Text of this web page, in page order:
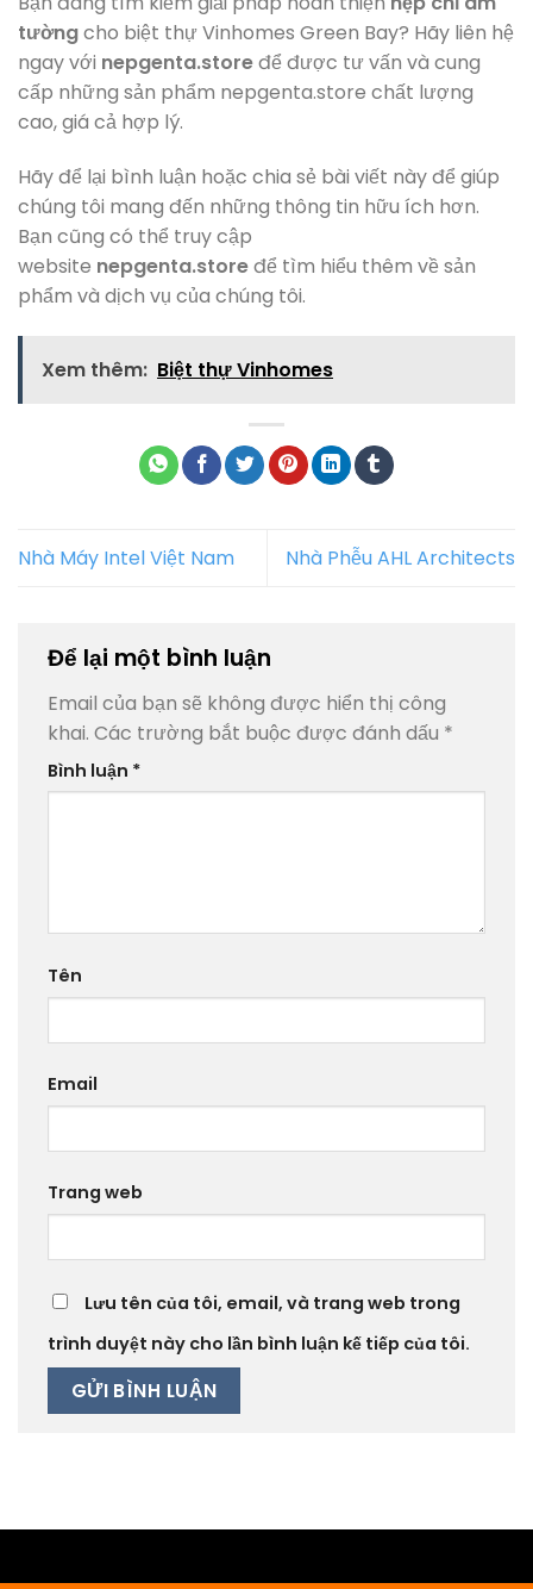
tườngcho biệt thự Vinhomes Green Bay? Hãy liên hệ
ngay với nepgenta.stoređể được tư vấn và cung
cấp những sản phẩm nepgenta.store chất lượng
cao, giá cả hợp lý.
Hãy để lại bình luận hoặc chia sẻ bài viết này để giúp
chúng tôi mang đến những thông tin hữu ích hơn.
Bạn cũng có thể truy cập
website nepgenta.stoređể tìm hiểu thêm về sản
phẩm và dịch vụ của chúng tôi.
Xem thêm: Biệt thự Vinhomes
Nhà Máy Intel Việt Nam Nhà Phễu AHL Architects
Để lại một bình luận
Email của bạn sẽ không được hiển thị công
khai. Các trường bắt buộc được đánh dấu *
Bình luận *
Tên
Email
Trang web
Lưu tên của tôi, email, và trang web trong
trình duyệt này cho lần bình luận kế tiếp của tôi.